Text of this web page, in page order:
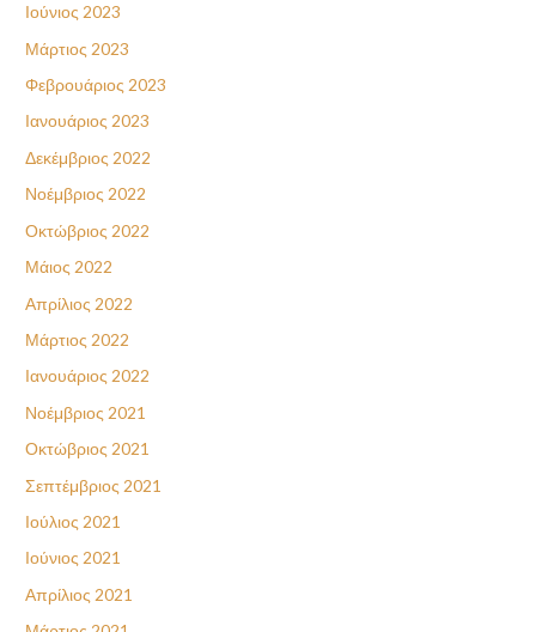
Ιούνιος 2023
Μάρτιος 2023
Φεβρουάριος 2023
Ιανουάριος 2023
Δεκέμβριος 2022
Νοέμβριος 2022
Οκτώβριος 2022
Μάιος 2022
Απρίλιος 2022
Μάρτιος 2022
Ιανουάριος 2022
Νοέμβριος 2021
Οκτώβριος 2021
Σεπτέμβριος 2021
Ιούλιος 2021
Ιούνιος 2021
Απρίλιος 2021